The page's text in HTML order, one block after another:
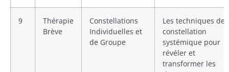
9
Thérapie
Brève
Constellations
Individuelles et
de Groupe
Les techniques de
constellation
systémique pour
révéler et
transformer les